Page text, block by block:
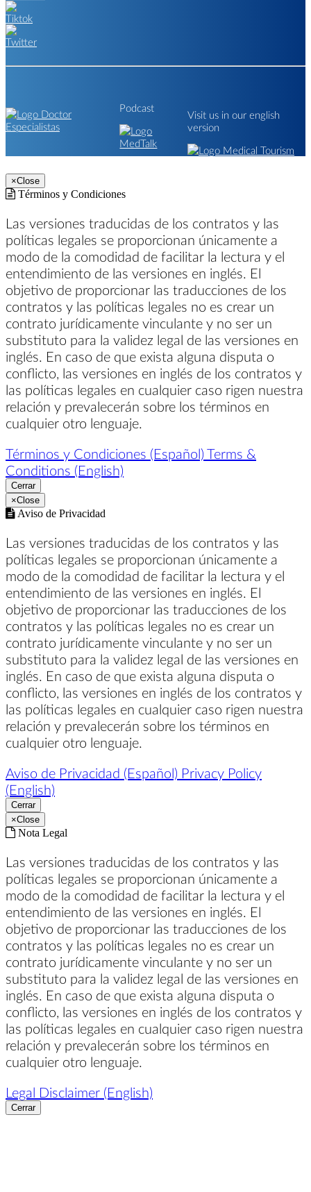
Podcast
Visit us in our english
version
×Close
Términos y Condiciones
Las versiones traducidas de los contratos y las
políticas legales se proporcionan únicamente a
modo de la comodidad de facilitar la lectura y el
entendimiento de las versiones en inglés. El
objetivo de proporcionar las traducciones de los
contratos y las políticas legales no es crear un
contrato jurídicamente vinculante y no ser un
substituto para la validez legal de las versiones en
inglés. En caso de que exista alguna disputa o
conflicto, las versiones en inglés de los contratos y
las políticas legales en cualquier caso rigen nuestra
relación y prevalecerán sobre los términos en
cualquier otro lenguaje.
Términos y Condiciones (Español) Terms &
Conditions (English)
Cerrar
×Close
Aviso de Privacidad
Las versiones traducidas de los contratos y las
políticas legales se proporcionan únicamente a
modo de la comodidad de facilitar la lectura y el
entendimiento de las versiones en inglés. El
objetivo de proporcionar las traducciones de los
contratos y las políticas legales no es crear un
contrato jurídicamente vinculante y no ser un
substituto para la validez legal de las versiones en
inglés. En caso de que exista alguna disputa o
conflicto, las versiones en inglés de los contratos y
las políticas legales en cualquier caso rigen nuestra
relación y prevalecerán sobre los términos en
cualquier otro lenguaje.
Aviso de Privacidad (Español) Privacy Policy
(English)
Cerrar
×Close
Nota Legal
Las versiones traducidas de los contratos y las
políticas legales se proporcionan únicamente a
modo de la comodidad de facilitar la lectura y el
entendimiento de las versiones en inglés. El
objetivo de proporcionar las traducciones de los
contratos y las políticas legales no es crear un
contrato jurídicamente vinculante y no ser un
substituto para la validez legal de las versiones en
inglés. En caso de que exista alguna disputa o
conflicto, las versiones en inglés de los contratos y
las políticas legales en cualquier caso rigen nuestra
relación y prevalecerán sobre los términos en
cualquier otro lenguaje.
Legal Disclaimer (English)
Cerrar